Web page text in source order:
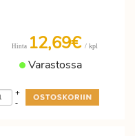
Hinta 12,69€ / kpl
Varastossa
-
+